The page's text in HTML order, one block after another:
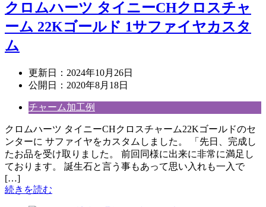
クロムハーツ タイニーCHクロスチャ
ーム 22Kゴールド 1サファイヤカスタ
ム
更新日： 2024年10月26日
公開日： 2020年8月18日
チャーム加工例
クロムハーツ タイニーCHクロスチャーム22Kゴールドのセ
ンターに サファイヤをカスタムしました。 「先日、完成し
たお品を受け取りました。 前回同様に出来に非常に満足し
ております。 誕生石と言う事もあって思い入れも一入で
[…]
続きを読む